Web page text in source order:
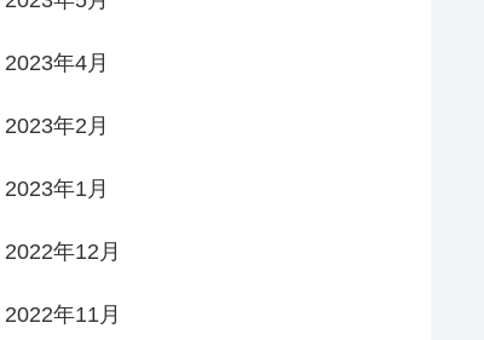
2023年4月
2023年2月
2023年1月
2022年12月
2022年11月